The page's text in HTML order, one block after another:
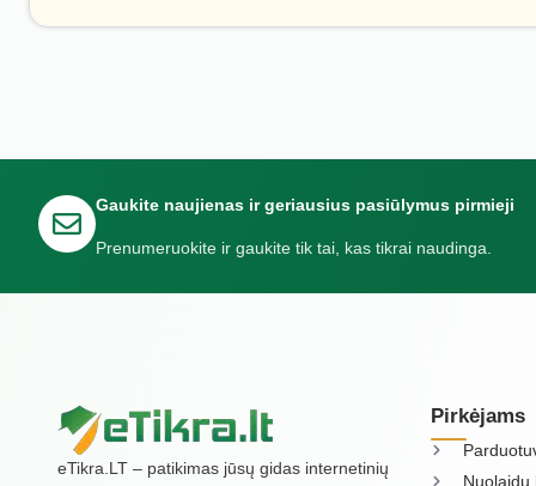
Gaukite naujienas ir geriausius pasiūlymus pirmieji
Prenumeruokite ir gaukite tik tai, kas tikrai naudinga.
eTikra.LT – patikimas jūsų gidas internetinių
Pirkėjams
Nuolaidų